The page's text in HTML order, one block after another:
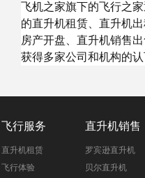
飞机之家旗下的飞行之
的直升机租赁、直升机
房产开盘、直升机销售
获得多家公司和机构的
飞行服务
直升机租赁
飞行体验
直升机销售
罗宾逊直升机
贝尔直升机